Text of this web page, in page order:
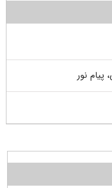
پیام نور